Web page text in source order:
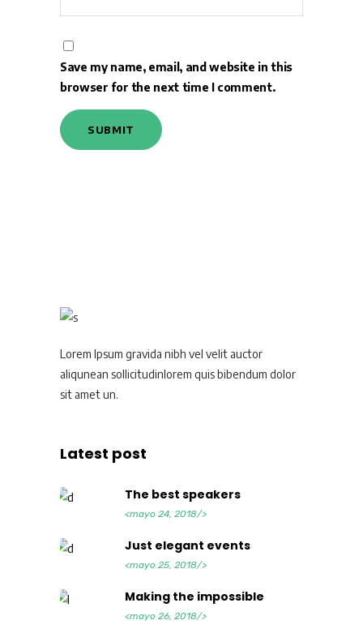
Save my name, email, and website in this
browser for the next time I comment.
Lorem Ipsum gravida nibh vel velit auctor
aliqunean sollicitudinlorem quis bibendum dolor
sit amet un.
Latest post
The best speakers
<mayo 24, 2018/>
Just elegant events
<mayo 25, 2018/>
Making the impossible
<mayo 26, 2018/>